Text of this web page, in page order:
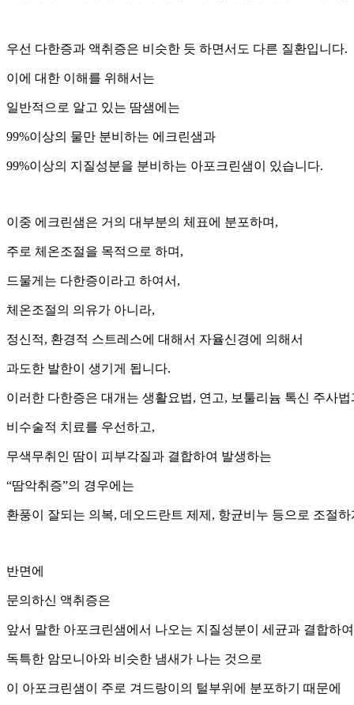
우선 다한증과 액취증은 비슷한 듯 하면서도 다른 질환입니다.
이에 대한 이해를 위해서는
일반적으로 알고 있는 땀샘에는
99%이상의 물만 분비하는 에크린샘과
99%이상의 지질성분을 분비하는 아포크린샘이 있습니다.
이중 에크린샘은 거의 대부분의 체표에 분포하며,
주로 체온조절을 목적으로 하며,
드물게는 다한증이라고 하여서,
체온조절의 의유가 아니라,
정신적, 환경적 스트레스에 대해서 자율신경에 의해서
과도한 발한이 생기게 됩니다.
이러한 다한증은 대개는 생활요법, 연고, 보툴리늄 톡신 주사법
비수술적 치료를 우선하고,
무색무취인 땀이 피부각질과 결합하여 발생하는
“땀악취증”의 경우에는
환풍이 잘되는 의복, 데오드란트 제제, 항균비누 등으로 조절
반면에
문의하신 액취증은
앞서 말한 아포크린샘에서 나오는 지질성분이 세균과 결합하여
독특한 암모니아와 비슷한 냄새가 나는 것으로
이 아포크린샘이 주로 겨드랑이의 털부위에 분포하기 때문에